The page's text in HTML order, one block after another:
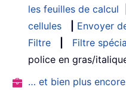
les feuilles de calcul
cellules
Envoyer
Filtre
Filtre
police en gras/
… et bien plus encore